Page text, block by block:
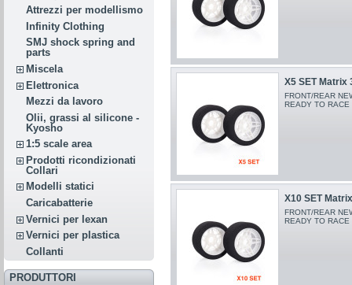
Attrezzi per modellismo
Infinity Clothing
SMJ shock spring and
parts
Miscela
Elettronica
Mezzi da lavoro
Olii, grassi al silicone -
Kyosho
1:5 scale area
Prodotti ricondizionati
Collari
Modelli statici
Caricabatterie
Vernici per lexan
Vernici per plastica
Collanti
PRODUTTORI
X5 SET Matrix
FRONT/REAR
READY TO RACE
X10 SET
FRONT/REAR
READY TO RACE